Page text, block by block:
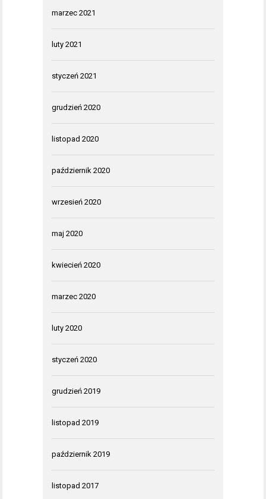
marzec 2021
luty 2021
styczeń 2021
grudzień 2020
listopad 2020
październik 2020
wrzesień 2020
maj 2020
kwiecień 2020
marzec 2020
luty 2020
styczeń 2020
grudzień 2019
listopad 2019
październik 2019
listopad 2017